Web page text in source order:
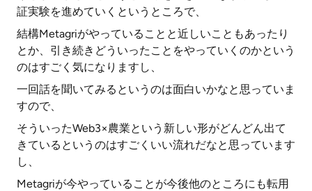
証実験を進めていくというところで、
結構Metagriがやっていることと近しいこともあったり
とか、引き続きどういったことをやっていくのかという
のはすごく気になりますし、
一回話を聞いてみるというのは面白いかなと思っていま
すので、
そういったWeb3×農業という新しい形がどんどん出て
きているというのはすごくいい流れだなと思っています
し、
Metagriが今やっていることが今後他のところにも転用